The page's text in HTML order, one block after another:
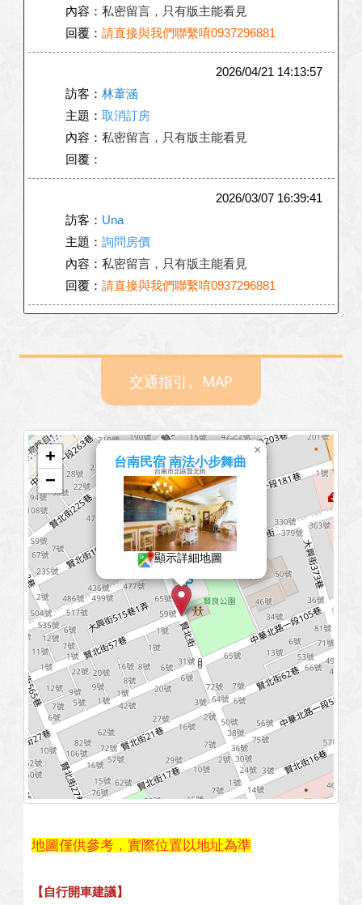
內容： 私密留言，只有版主能看見
回覆： 請直接與我們聯繫唷0937296881
2026/04/21 14:13:57
訪客： 林葦涵
主題： 取消訂房
內容： 私密留言，只有版主能看見
回覆：
2026/03/07 16:39:41
訪客： Una
主題： 詢問房價
內容： 私密留言，只有版主能看見
回覆： 請直接與我們聯繫唷0937296881
私密留言，只有版主能看見
2025/08/07 06:52:34
訪客：
陳建宏
主題：
是否有空房
內容：
私密留言，只有版主能看見
2025/08/04 23:50:52
訪客：蕭宇辰
主題：詢問訂房及價格
內容：詢問8/22~8/24 三天兩夜 兩人房 是否還有
房間，價格是多少
回覆：
2025/08/04 23:50:45
訪客：蕭宇辰
主題：詢問訂房及價格
內容：私密留言，只有版主能看見
2025/04/22 11:52:14
主題：住房
交通指引。MAP
台南民宿 南法小步舞曲
台南市北區賢北街
顯示詳細地圖
×
+
−
地圖僅供參考，實際位置以地址為準
【自行開車建議】